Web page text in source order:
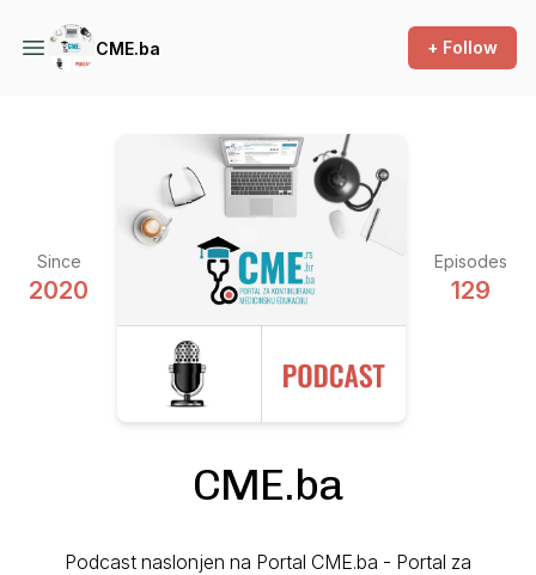
CME.ba + Follow
Since
2020
Episodes
129
CME.ba
Podcast naslonjen na Portal CME.ba - Portal za